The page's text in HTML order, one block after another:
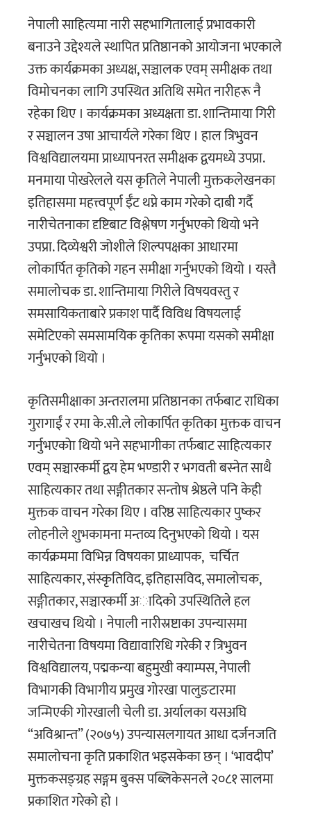
नेपाली साहित्यमा नारी सहभागितालाई प्रभावकारी
बनाउने उद्देश्यले स्थापित प्रतिष्ठानको आयोजना भएकाले
उक्त कार्यक्रमका अध्यक्ष, सञ्चालक एवम् समीक्षक तथा
विमाेचनका लागि उपस्थित अतिथि समेत नारीहरू नै
रहेका थिए । कार्यक्रमका अध्यक्षता डा. शान्तिमाया गिरी
र सञ्चालन उषा आचार्यले गरेका थिए । हाल त्रिभुवन
विश्वविद्यालयमा प्राध्यापनरत समीक्षक द्वयमध्ये उपप्रा.
मनमाया पोखरेलले यस कृतिले नेपाली मुक्तकलेखनका
इतिहासमा महत्त्वपूर्ण ईँट थप्ने काम गरेको दाबी गर्दै
नारीचेतनाका दृष्टिबाट विश्लेषण गर्नुभएको थियो भने
उपप्रा. दिव्येश्वरी जोशीले शिल्पपक्षका आधारमा
लोकार्पित कृतिको गहन समीक्षा गर्नुभएको थियो । यस्तै
समालोचक डा. शान्तिमाया गिरीले विषयवस्तु र
समसायिकताबारे प्रकाश पार्दै विविध विषयलाई
समेटिएको समसामयिक कृतिका रूपमा यसको समीक्षा
गर्नुभएको थियो ।
कृतिसमीक्षाका अन्तरालमा प्रतिष्ठानका तर्फबाट राधिका
गुरागाईं र रमा के.सी.ले लोकार्पित कृतिका मुक्तक वाचन
गर्नुभएकोा थियो भने सहभागीका तर्फबाट साहित्यकार
एवम् सञ्चारकर्मी द्वय हेम भण्डारी र भगवती बस्नेत साथै
साहित्यकार तथा सङ्गीतकार सन्तोष श्रेष्ठले पनि केही
मुक्तक वाचन गरेका थिए । वरिष्ठ साहित्यकार पुष्कर
लोहनीले शुभकामना मन्तव्य दिनुभएको थियो । यस
कार्यक्रममा विभिन्न विषयका प्राध्यापक, चर्चित
साहित्यकार, संस्कृतिविद, इतिहासविद, समालाेचक,
सङ्गीतकार, सञ्चारकर्मी अादिको उपस्थितिले हल
खचाखच थियो । नेपाली नारीस्रष्टाका उपन्यासमा
नारीचेतना विषयमा विद्यावारिधि गरेकी र त्रिभुवन
विश्वविद्यालय, पद्मकन्या बहुमुखी क्याम्पस, नेपाली
विभागकी विभागीय प्रमुख गाेरखा पालुङटारमा
जन्मिएकी गाेरखाली चेली डा. अर्यालका यसअघि
“अविश्रान्त” (२०७५) उपन्यासलगायत आधा दर्जनजति
समालोचना कृति प्रकाशित भइसकेका छन् । ‘भावदीप’
मुक्तकसङ्ग्रह सङ्गम बुक्स पब्लिकेसनले २०८१ सालमा
प्रकाशित गरेको हो ।